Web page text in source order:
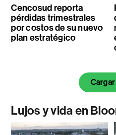
Cencosud reporta
pérdidas trimestrales
por costos de su nuevo
plan estratégico
Lujos y vida en